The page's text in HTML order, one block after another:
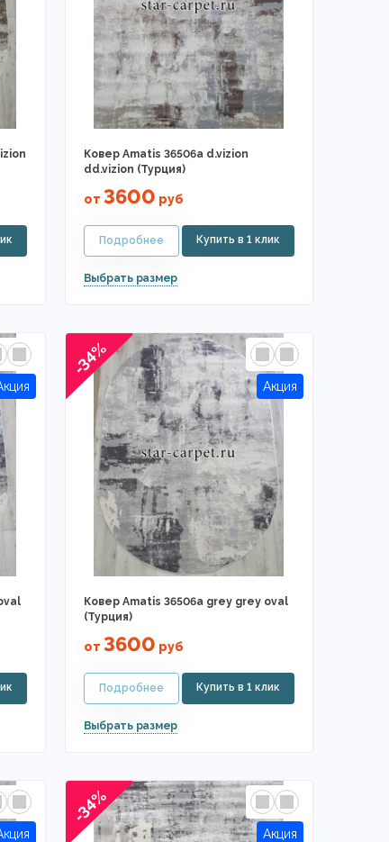
Ковер Amatis 36506a d.vizion
dd.vizion (Турция)
от 3600 руб
-34%
Ковер Amatis 36506a grey grey oval
(Турция)
от 3600 руб
-34%